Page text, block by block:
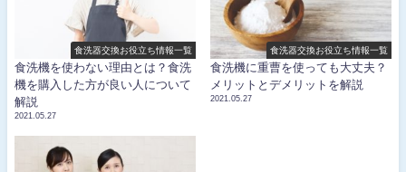
食洗器交換お役立ち情報一覧
食洗機を使わない理由とは？食洗
機を購入した方が良い人について
解説
2021.05.27
食洗器交換お役立ち情報一覧
食洗機に重曹を使っても大丈夫？
メリットとデメリットを解説
2021.05.27